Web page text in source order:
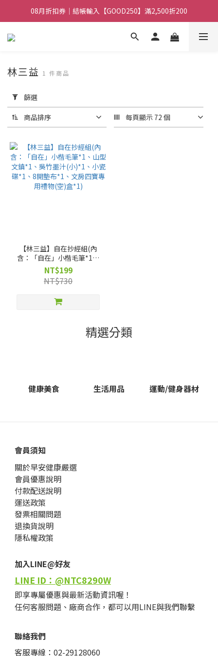
08月折扣券｜結帳輸入【GOOD100】滿1,900折100
08月折扣券｜結帳輸入【GOOD250】滿2,500折200
08月折扣券｜結帳輸入【GOOD100】滿1,900折100
用
篩
選
(0/20)
價格
(NT$)
林三益 1 件商品
篩選
商品排序 每頁顯示 72 個
【林三益】自在抄經組(內
含：「自在」小楷毛筆*1、
山型文鎮*1、吳竹墨汁
(小)*1、小瓷碟*1、8開墊布
*1、文房四寶專用禮物(空)盒
NT$199
NT$730
精選分類
健康美食 生活用品 運動/健身器材
會員須知
關於早安健康嚴選
會員優惠說明
付款配送說明
運送政策
發票相關問題
退換貨說明
隱私權政策
加入LINE@好友
LINE ID：@NTC8290W
即享專屬優惠與最新活動資訊喔！
任何客服問題、廠商合作，都可以用LINE與我們聯繫
聯絡我們
客服專線：02-29128060